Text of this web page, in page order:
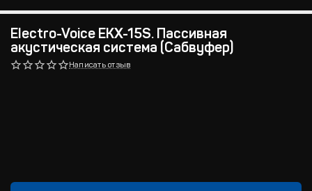
Electro-Voice EKX-15S. Пассивная
акустическая система (Сабвуфер)
Написать отзыв